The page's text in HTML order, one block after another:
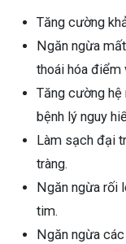
Tăng cường
Ngăn ngừa
thoái hóa điểm
Tăng cường
bệnh lý nguy
Làm sạch đại
tràng.
Ngăn ngừa rối
tim.
Ngăn ngừa